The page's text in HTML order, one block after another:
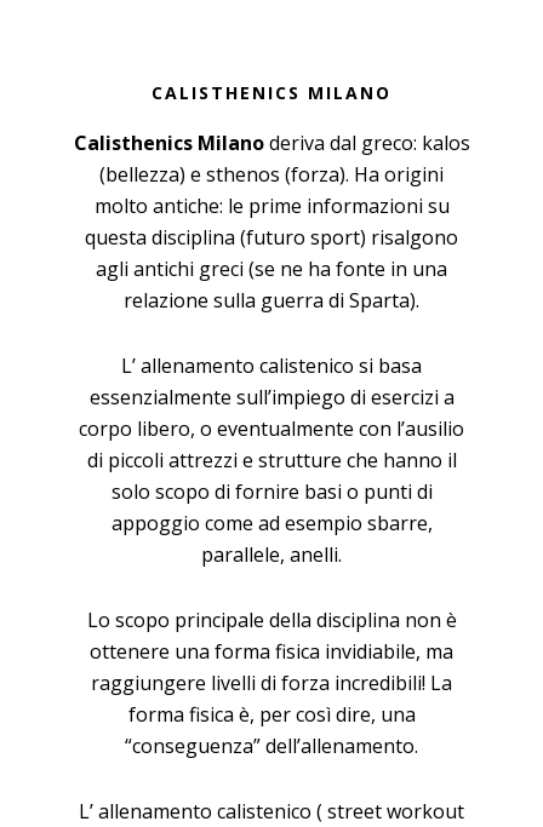
CALISTHENICS MILANO
Calisthenics Milanoderiva dal greco: kalos
(bellezza) e sthenos (forza). Ha origini
molto antiche: le prime informazioni su
questa disciplina (futuro sport) risalgono
agli antichi greci (se ne ha fonte in una
relazione sulla guerra di Sparta).
L’ allenamento calistenico si basa
essenzialmente sull’impiego di esercizi a
corpo libero, o eventualmente con l’ausilio
di piccoli attrezzi e strutture che hanno il
solo scopo di fornire basi o punti di
appoggio come ad esempio sbarre,
parallele, anelli.
Lo scopo principale della disciplina non è
ottenere una forma fisica invidiabile, ma
raggiungere livelli di forza incredibili! La
forma fisica è, per così dire, una
“conseguenza” dell’allenamento.
L’ allenamento calistenico ( street workout